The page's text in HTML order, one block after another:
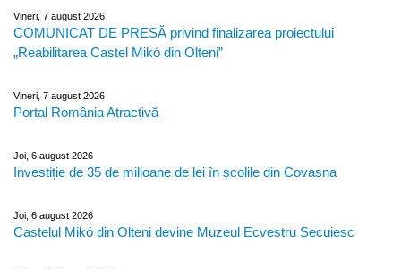
Vineri, 7 august 2026
COMUNICAT DE PRESĂ privind finalizarea proiectului
„Reabilitarea Castel Mikó din Olteni”
Vineri, 7 august 2026
Portal România Atractivă
Joi, 6 august 2026
Investiție de 35 de milioane de lei în școlile din Covasna
Joi, 6 august 2026
Castelul Mikó din Olteni devine Muzeul Ecvestru Secuiesc